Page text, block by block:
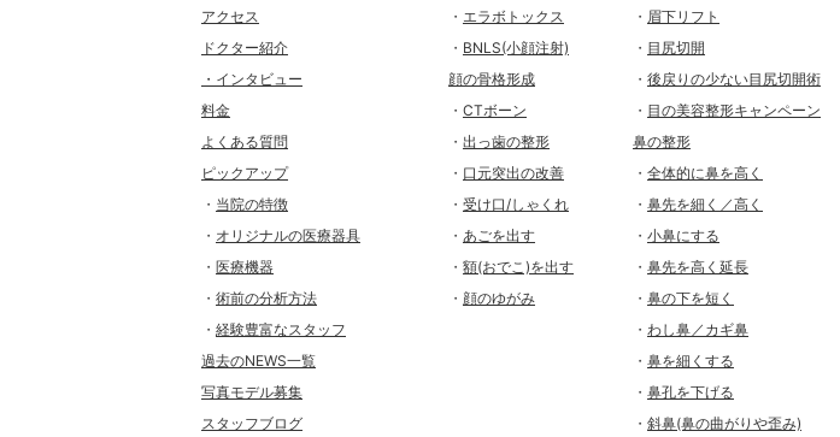
アクセス
ドクター紹介
・インタビュー
料金
よくある質問
ピックアップ
・ 当院の特徴
・ オリジナルの医療器具
・ 医療機器
・ 術前の分析方法
・ 経験豊富なスタッフ
過去のNEWS一覧
写真モデル募集
スタッフブログ
・ エラボトックス
・ BNLS(小顔注射)
顔の骨格形成
・ CTボーン
・ 出っ歯の整形
・ 口元突出の改善
・ 受け口/しゃくれ
・ あごを出す
・ 額(おでこ)を出す
・ 顔のゆがみ
・ 眉下リフト
・ 目尻切開
・ 後戻りの少ない目尻切開術
・ 目の美容整形キャンペーン
鼻の整形
・ 全体的に鼻を高く
・ 鼻先を細く／高く
・ 小鼻にする
・ 鼻先を高く延長
・ 鼻の下を短く
・ わし鼻／カギ鼻
・ 鼻を細くする
・ 鼻孔を下げる
・ 斜鼻(鼻の曲がりや歪み)